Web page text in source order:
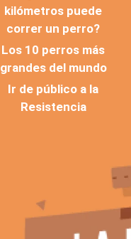
kilómetros puede
correr un perro?
Los 10 perros más
grandes del mundo
Ir de público a la
Resistencia